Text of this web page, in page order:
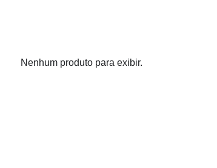
Nenhum produto para exibir.